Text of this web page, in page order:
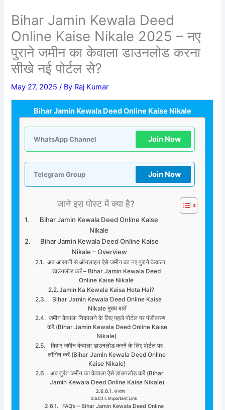
Bihar Jamin Kewala Deed
Online Kaise Nikale 2025 – नए
पुराने जमीन का केवाला डाउनलोड करना
सीखे नई पोर्टल से?
May 27, 2025/ By Raj Kumar
Bihar Jamin Kewala Deed Online Kaise Nikale
WhatsApp Channel Join Now
Telegram Group Join Now
जाने इस पोस्ट में क्या है?
Bihar Jamin Kewala Deed Online Kaise
Nikale
Bihar Jamin Kewala Deed Online Kaise
Nikale – Overview
अब आसानी से ऑनलाइन ऐसे जमीन का नए पुराने केवाला
डाउनलोड करें – Bihar Jamin Kewala Deed
Online Kaise Nikale
Jamin Ka Kewala Kaisa Hota Hai?
Bihar Jamin Kewala Deed Online Kaise
Nikale मुख्य बातें
जमीन केवाला निकालने के लिए पहले पोर्टल पर पंजीकरण
करें (Bihar Jamin Kewala Deed Online Kaise
Nikale)
बिहार जमीन केवाला डाउनलोड करने के लिए पोर्टल पर
लॉगिन करें (Bihar Jamin Kewala Deed Online
Kaise Nikale)
अब तुरंत जमीन का केवाला ऐसे डाउनलोड करें (Bihar
Jamin Kewala Deed Online Kaise Nikale)
सारांश
Important Link
FAQ’s – Bihar Jamin Kewala Deed Online